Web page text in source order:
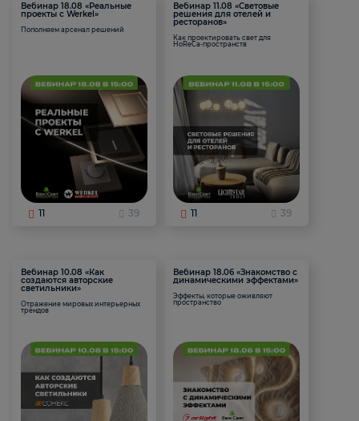
Вебинар 18.08 «Реальные
проекты с Werkel»
Пополняем арсенал решений
11 39
Вебинар 11.08 «Световые
решения для отелей и
ресторанов»
Как проектировать свет для
HoReCa-пространств
11 39
Вебинар 10.08 «Как
создаются авторские
светильники»
Отражение мировых интерьерных
трендов
Вебинар 18.06 «Знакомство с
динамическими эффектами»
Эффекты, которые оживляют
пространство